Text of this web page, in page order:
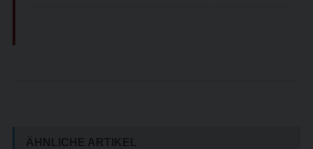
ÄHNLICHE ARTIKEL